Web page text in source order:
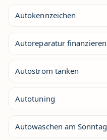
Autokennzeichen
Autoreparatur finanzieren
Autostrom tanken
Autotuning
Autowaschen am Sonntag